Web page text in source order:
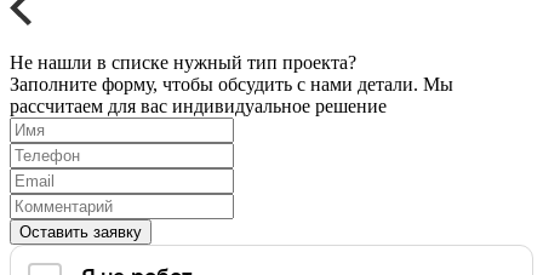
Не нашли в списке нужный тип проекта?
Заполните форму, чтобы обсудить с нами детали. Мы
рассчитаем для вас индивидуальное решение
Оставить заявку